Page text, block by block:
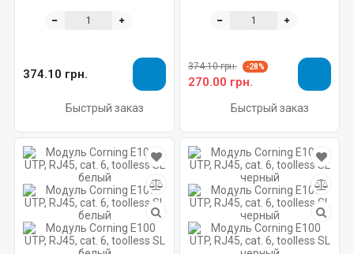
374.10 грн.
Быстрый заказ
374.10 грн. -28%
270.00 грн.
Быстрый заказ